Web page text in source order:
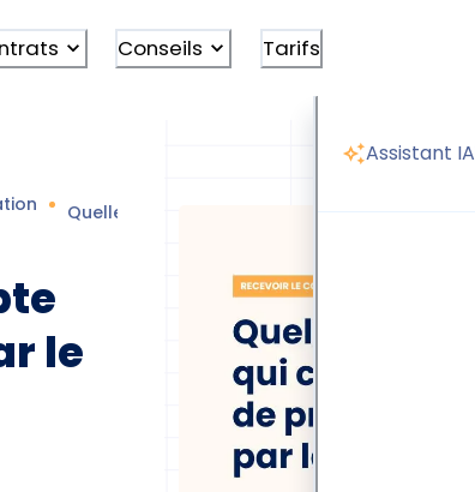
Assistant IA
Conseils Tarifs
Quelle est la date qui compte pour un préavis
le